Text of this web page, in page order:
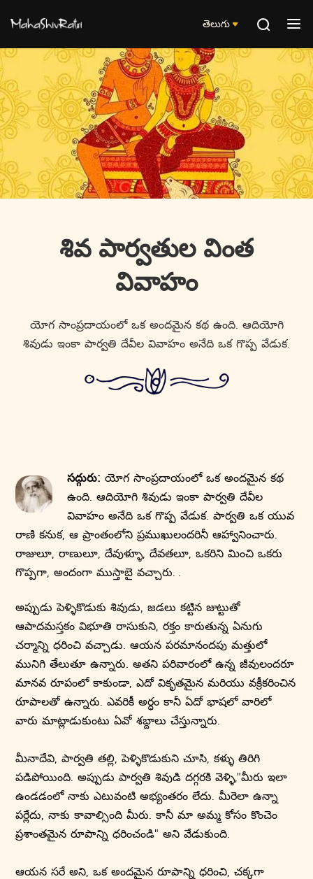
తెలుగు
శివ పార్వతుల వింత
వివాహం
యోగ సాంప్రదాయంలో ఒక అందమైన కథ ఉంది. ఆదియోగి
శివుడు ఇంకా పార్వతి దేవీల వివాహం అనేది ఒక గొప్ప వేడుక.
సద్గురు: యోగ సాంప్రదాయంలో ఒక అందమైన కథ
ఉంది. ఆదియోగి శివుడు ఇంకా పార్వతి దేవీల
వివాహం అనేది ఒక గొప్ప వేడుక. పార్వతి ఒక యువ
రాణి కనుక, ఆ ప్రాంతంలోని ప్రముఖులందరినీ ఆహ్వానించారు.
రాజులూ, రాణులూ, దేవుళ్ళూ, దేవతలూ, ఒకరిని మించి ఒకరు
గొప్పగా, అందంగా ముస్తాబై వచ్చారు. .
అప్పుడు పెళ్ళికొడుకు శివుడు, జడలు కట్టిన జుట్టుతో
ఆపాదమస్తకం విభూతి రాసుకుని, రక్తం కారుతున్న ఏనుగు
చర్మాన్ని ధరించి వచ్చాడు. ఆయన పరమానందపు మత్తులో
మునిగి తేలుతూ ఉన్నారు. అతని పరివారంలో ఉన్న జీవులందరూ
మానవ రూపంలో కాకుండా, ఎదో వికృతమైన మరియు వక్రీకరించిన
రూపాలతో ఉన్నారు. ఎవరికీ అర్ధం కానీ ఏదో భాషలో వారిలో
వారు మాట్లాడుకుంటు ఏవో శబ్దాలు చేస్తున్నారు.
మీనాదేవి, పార్వతి తల్లి, పెళ్ళికొడుకుని చూసి, కళ్ళు తిరిగి
పడిపోయింది. అప్పుడు పార్వతి శివుడి దగ్గరకి వెళ్ళి,"మీరు ఇలా
ఉండడంలో నాకు ఎటువంటి అభ్యంతరం లేదు. మీరెలా ఉన్నా
పర్లేదు, నాకు కావాల్సింది మీరు. కానీ మా అమ్మ కోసం కొంచెం
ప్రశాంతమైన రూపాన్ని ధరించండి" అని వేడుకుంది.
ఆయన సరే అని, ఒక అందమైన రూపాన్ని ధరించి, చక్కగా